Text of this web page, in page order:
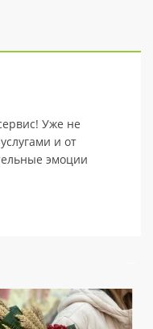
Уже не
и от
эмоции